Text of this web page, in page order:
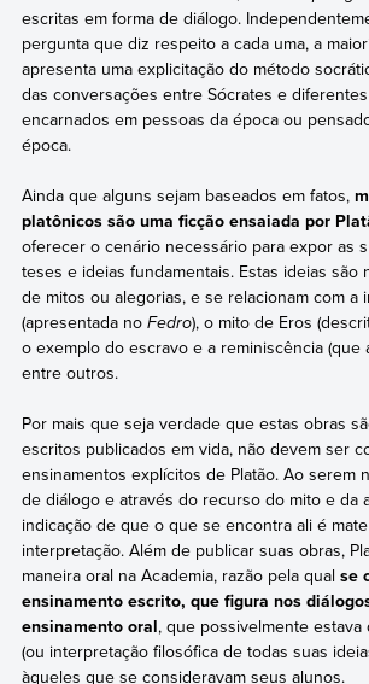
escritas em forma de diálogo.
pergunta que diz respeito a cada uma, a
apresenta uma explicitação do método
das conversações entre Sócrates e
encarnados em pessoas da época ou
época.
Ainda que alguns sejam baseados em fatos,
platônicos são uma ficção ensaiada por
oferecer o cenário necessário para expor as
teses e ideias fundamentais. Estas ideias são
de mitos ou alegorias, e se relacionam com a
(apresentada no Fedro), o mito de Eros
o exemplo do escravo e a reminiscência (que
entre outros.
Por mais que seja verdade que estas obras
escritos publicados em vida, não devem ser
ensinamentos explícitos de Platão. Ao serem
de diálogo e através do recurso do mito e da
indicação de que o que se encontra ali é
interpretação. Além de publicar suas obras,
maneira oral na Academia, razão pela qual se
ensinamento escrito, que figura nos
ensinamento oral, que possivelmente
(ou interpretação filosófica de todas suas
àqueles que se consideravam seus alunos.